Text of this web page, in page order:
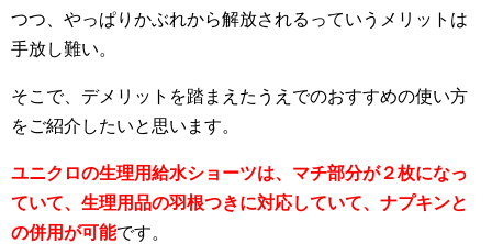
つつ、やっぱりかぶれから解放されるっていうメリットは
手放し難い。
そこで、デメリットを踏まえたうえでのおすすめの使い方
をご紹介したいと思います。
ユニクロの生理用給水ショーツは、マチ部分が２枚になっ
ていて、生理用品の羽根つきに対応していて、ナプキンと
の併用が可能です。